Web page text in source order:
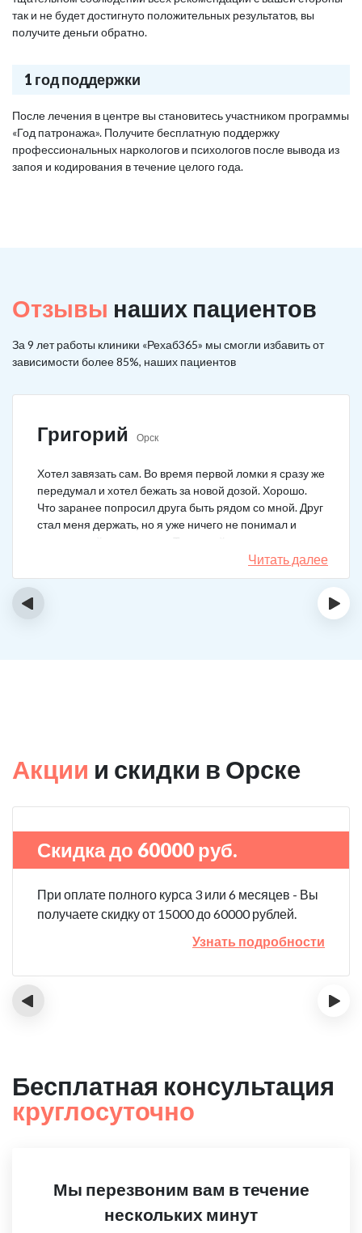
так и не будет достигнуто положительных результатов, вы
получите деньги обратно.
1 год поддержки
После лечения в центре вы становитесь участником программы
«Год патронажа». Получите бесплатную поддержку
профессиональных наркологов и психологов после вывода из
запоя и кодирования в течение целого года.
Отзывы наших пациентов
За 9 лет работы клиники «Рехаб365» мы смогли избавить от
зависимости более 85%, наших пациентов
Григорий Орск
Хотел завязать сам. Во время первой ломки я сразу же
передумал и хотел бежать за новой дозой. Хорошо.
Что заранее попросил друга быть рядом со мной. Друг
стал меня держать, но я уже ничего не понимал и
начал силой вырываться. Тогда мой товарищ просто
связан меня и позвонил в клинику. На дом приехал
нарколог, мне сделали какую-то капельницу, после
для прохождения курса реабилитации, так я и сделал.
Читать далее
‹ ›
Акции и скидки в Орске
Скидка до 60000 руб.
При оплате полного курса 3 или 6 месяцев - Вы
получаете скидку от 15000 до 60000 рублей.
Узнать подробности
‹ ›
Бесплатная консультация
круглосуточно
Мы перезвоним вам в течение
нескольких минут